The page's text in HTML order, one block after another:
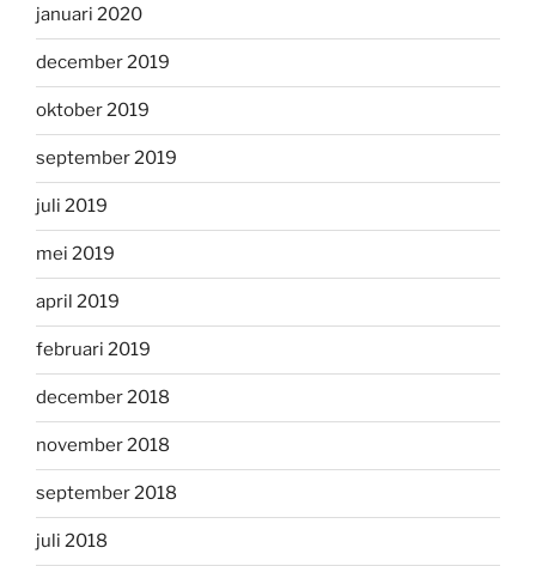
januari 2020
december 2019
oktober 2019
september 2019
juli 2019
mei 2019
april 2019
februari 2019
december 2018
november 2018
september 2018
juli 2018